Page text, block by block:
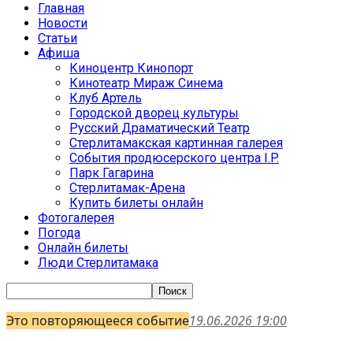
Главная
Новости
Статьи
Афиша
Киноцентр Кинопорт
Кинотеатр Мираж Синема
Клуб Артель
Городской дворец культуры
Русский Драматический Театр
Стерлитамакская картинная галерея
События продюсерского центра I.P.
Парк Гагарина
Стерлитамак-Арена
Купить билеты онлайн
Фотогалерея
Погода
Онлайн билеты
Люди Стерлитамака
Это повторяющееся событие19.06.2026 19:00